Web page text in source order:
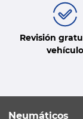
Revisión
vehículo
Neumáticos